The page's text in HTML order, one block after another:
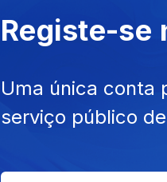
5.7.2025
Registe-se
Uma única conta
serviço público